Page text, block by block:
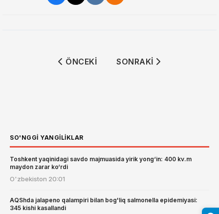
ÖNCEKI MAKALE: TEXASDA ICE
ÖNCEKI SONRAKI MAKALE:
SONRAKI
SO'NGGI YANGILIKLAR
Toshkent yaqinidagi savdo majmuasida yirik yong‘in: 400 kv.m
maydon zarar ko‘rdi
O'zbekiston 20:01
AQShda jalapeno qalampiri bilan bog'liq salmonella epidemiyasi:
345 kishi kasallandi